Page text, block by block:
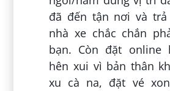
đã đến tận nơi và
nhà xe chắc chắn
bạn. Còn đặt online
hên xui vì bản thân
xu cà na, đặt vé